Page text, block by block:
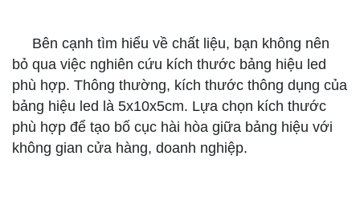
Bên cạnh tìm hiểu về chất liệu, bạn không nên
bỏ qua việc nghiên cứu kích thước bảng hiệu led
phù hợp. Thông thường, kích thước thông dụng của
bảng hiệu led là 5x10x5cm. Lựa chọn kích thước
phù hợp để tạo bố cục hài hòa giữa bảng hiệu với
không gian cửa hàng, doanh nghiệp.